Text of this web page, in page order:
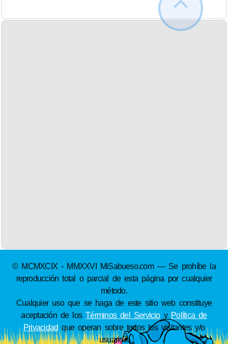
© MCMXCIX - MMXXVI MiSabueso.com — Se prohíbe la
reproducción total o parcial de esta página por cualquier
método.
Cualquier uso que se haga de este sitio web constituye
aceptación de losTérminos del Servicioy Política de
Privacidad que operan sobre todos los visitantes y/o
usuarios.